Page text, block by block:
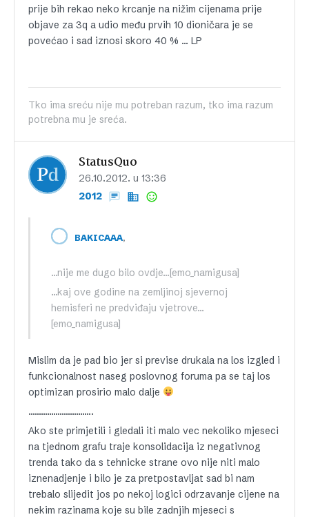
prije bih rekao neko krcanje na nižim cijenama prije
objave za 3q a udio među prvih 10 dioničara je se
povećao i sad iznosi skoro 40 % … LP
Tko ima sreću nije mu potreban razum, tko ima razum
potrebna mu je sreća.
StatusQuo
26.10.2012. u 13:36
2012
BAKICAAA,
…nije me dugo bilo ovdje…[emo_namigusa]
…kaj ove godine na zemljinoj sjevernoj
hemisferi ne predviđaju vjetrove…
[emo_namigusa]
Mislim da je pad bio jer si previse drukala na los izgled i
funkcionalnost naseg poslovnog foruma pa se taj los
optimizan prosirio malo dalje
………………………….
Ako ste primjetili i gledali iti malo vec nekoliko mjeseci
na tjednom grafu traje konsolidacija iz negativnog
trenda tako da s tehnicke strane ovo nije niti malo
iznenadjenje i bilo je za pretpostavljat sad bi nam
trebalo slijedit jos po nekoj logici odrzavanje cijene na
nekim razinama koje su bile zadnjih mjeseci s